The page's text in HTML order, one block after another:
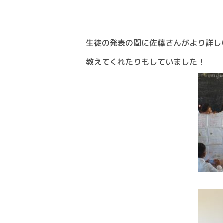
生徒の発表の間に佐藤さんがより詳
教えてくれたりもしていました！